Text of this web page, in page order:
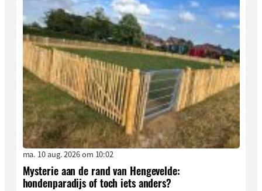
ma. 10 aug. 2026 om 10:02
Mysterie aan de rand van Hengevelde:
hondenparadijs of toch iets anders?